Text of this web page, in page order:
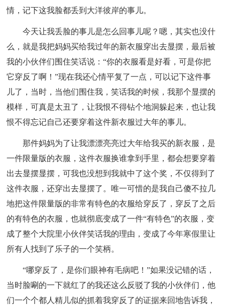
情，记下这我脸都丢到大洋彼岸的事儿。
今天让我丢脸的事儿是怎么回事儿呢？嗯，其实也没什
么，就是我把妈妈买给我过年的新衣服穿出去显摆，最后被
我的小伙伴们围住笑话说：“你的衣服看是好看，可是你把
它穿反了啊！”现在我还心情平复了一点，可以记下这件事
儿了，当时，当他们围住我，笑话我的时候，我那个显摆的
模样，可真是太丑了，让我恨不得钻个地洞躲起来，也让我
恨不得忘记自己还要穿着这件新衣服过大年的事儿。
那件妈妈为了让我漂漂亮亮过大年给我买的新衣服，是
一件限量版的衣服，这件衣服换谁拿到手里，都会想要穿着
出去显摆显摆，可我也没想到我就中了这个奖，不仅得到了
这件衣服，还穿出去显摆了。唯一可惜的是我自己傻不拉几
地把这件限量版的非常有特色的衣服给穿反了，穿反了之后
的有特色的衣服，也就彻底变成了一件“有特色”的衣服，变
成了整个大院里小伙伴笑话我的理由，变成了今年寒假里让
所有人找到了乐子的一个笑柄。
“哪穿反了，是你们眼神有毛病吧！”如果没记错的话，
当时脸唰的一下就红了的我还这么反驳了我的小伙伴们，他
们一个个都人精儿似的抓着我穿反了的证据来回地告诉我，